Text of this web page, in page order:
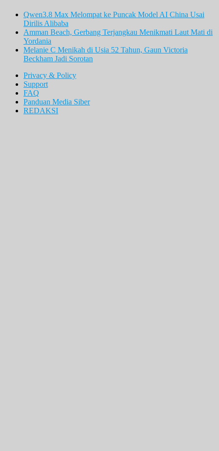
Qwen3.8 Max Melompat ke Puncak Model AI China Usai
Dirilis Alibaba
Amman Beach, Gerbang Terjangkau Menikmati Laut Mati di
Yordania
Melanie C Menikah di Usia 52 Tahun, Gaun Victoria
Beckham Jadi Sorotan
Privacy & Policy
Support
FAQ
Panduan Media Siber
REDAKSI